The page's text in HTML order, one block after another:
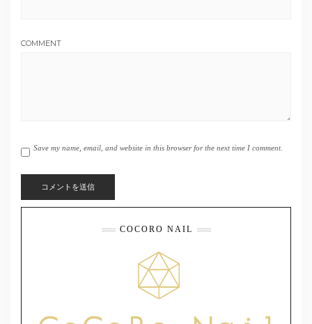
COMMENT
Save my name, email, and website in this browser for the next time I comment.
COCORO NAIL